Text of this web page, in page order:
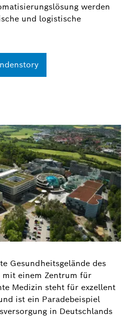
werden
und logistische
Gesundheitsgelände des
mit einem Zentrum für
Medizin steht für exzellent
ist ein Paradebeispiel
in Deutschlands